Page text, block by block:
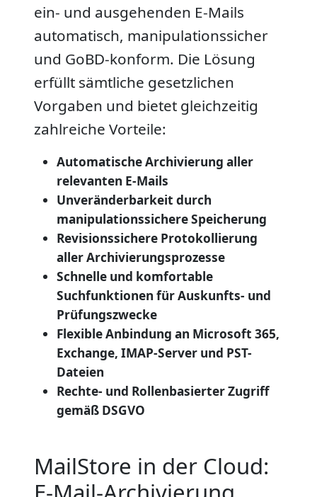
ein- und ausgehenden E-Mails
automatisch, manipulationssicher
und GoBD-konform. Die Lösung
erfüllt sämtliche gesetzlichen
Vorgaben und bietet gleichzeitig
zahlreiche Vorteile:
Automatische Archivierung aller
relevanten E-Mails
Unveränderbarkeit durch
manipulationssichere Speicherung
Revisionssichere Protokollierung
aller Archivierungsprozesse
Schnelle und komfortable
Suchfunktionen für Auskunfts- und
Prüfungszwecke
Flexible Anbindung an Microsoft 365,
Exchange, IMAP-Server und PST-
Dateien
Rechte- und Rollenbasierter Zugriff
gemäß DSGVO
MailStore in der Cloud: